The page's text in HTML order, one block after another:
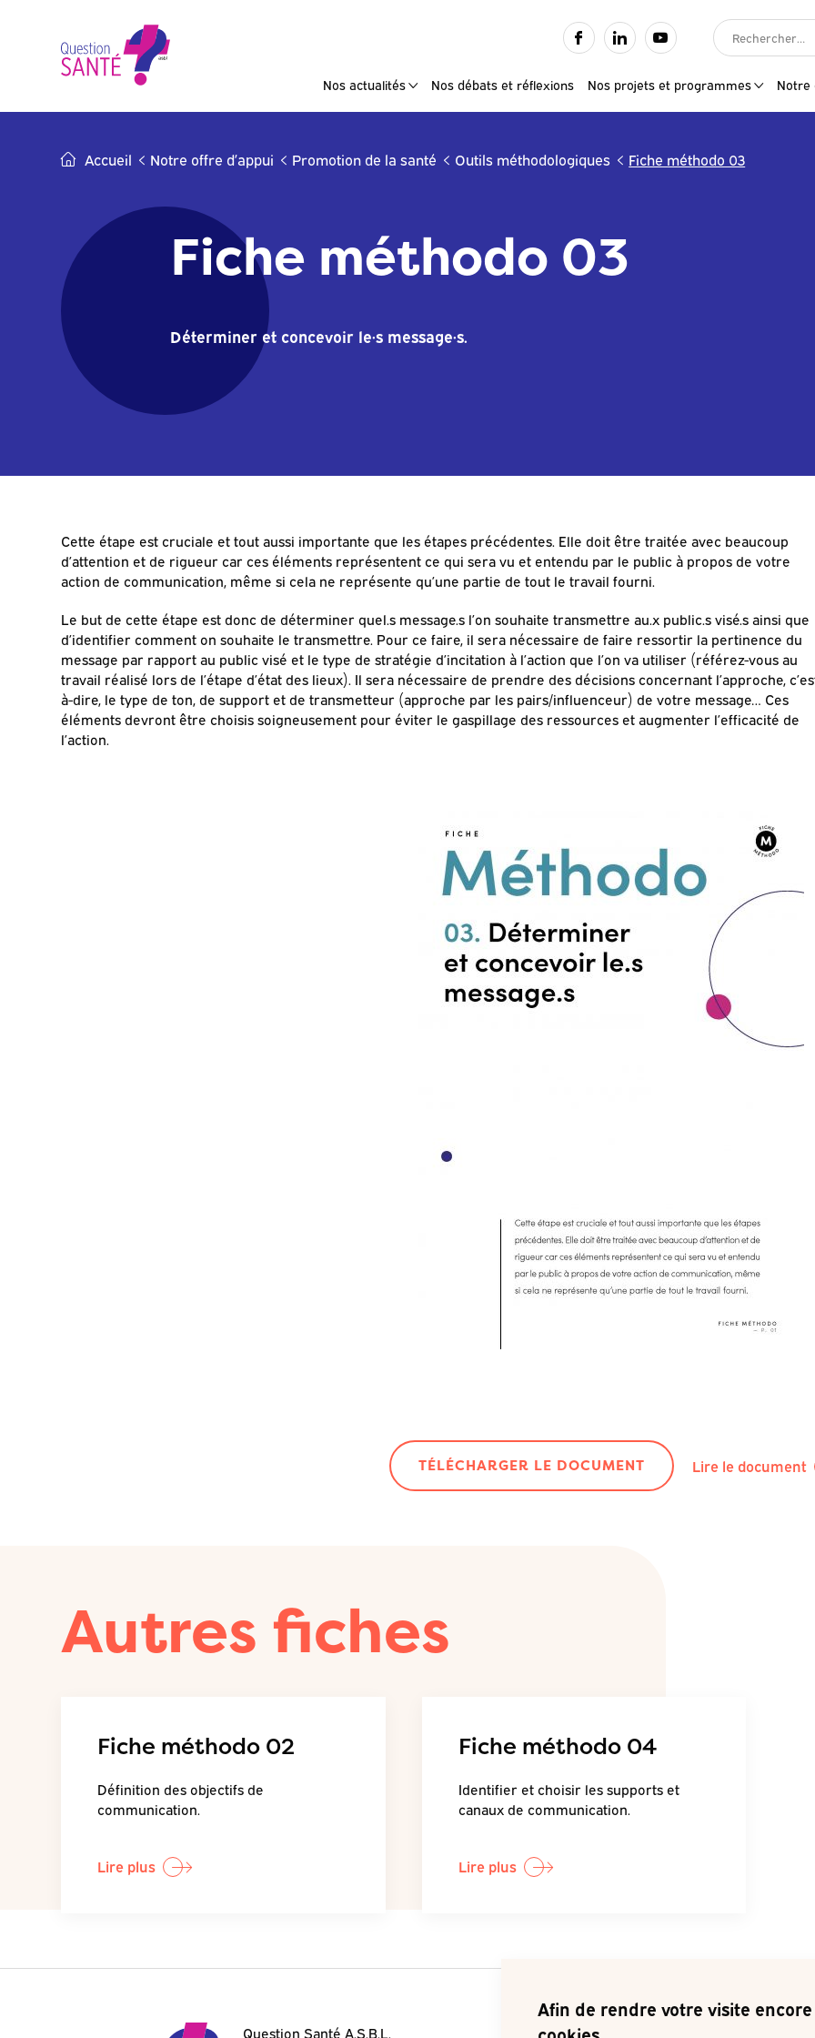
RECHERCHER :
Nos actualités Nos débats et réflexions Nos projets et programmes Notre
Accueil Notre offre d’appui Promotion de la santé Outils méthodologiques Fiche méthodo 03
Fiche méthodo 03
Déterminer et concevoir le·s message·s.
Cette étape est cruciale et tout aussi importante que les étapes précédentes. Elle doit être traitée avec beaucoup
d’attention et de rigueur car ces éléments représentent ce qui sera vu et entendu par le public à propos de votre
action de communication, même si cela ne représente qu’une partie de tout le travail fourni.
Le but de cette étape est donc de déterminer quel.s message.s l’on souhaite transmettre au.x public.s visé.s ainsi que
d’identifier comment on souhaite le transmettre. Pour ce faire, il sera nécessaire de faire ressortir la pertinence du
message par rapport au public visé et le type de stratégie d’incitation à l’action que l’on va utiliser (référez-vous au
travail réalisé lors de l’étape d’état des lieux). Il sera nécessaire de prendre des décisions concernant l’approche,
à-dire, le type de ton, de support et de transmetteur (approche par les pairs/influenceur) de votre message… Ces
éléments devront être choisis soigneusement pour éviter le gaspillage des ressources et augmenter l’efficacité de
l’action.
TÉLÉCHARGER LE DOCUMENT Lire le document
Autres fiches
Fiche méthodo 02
Définition des objectifs de
communication.
Lire plus
Fiche méthodo 04
Identifier et choisir les supports et
canaux de communication.
Lire plus
Question Santé A.S.B.L.
Afin de rendre votre visite